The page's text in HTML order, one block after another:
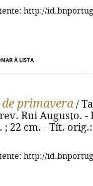
http://
À LISTA
primavera /
Rui Augusto. -
; 22 cm. - Tít.
http://